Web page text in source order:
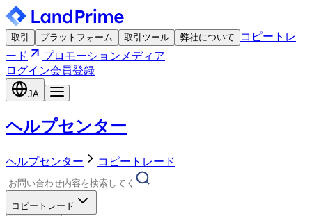
取引 プラットフォーム 取引ツール 弊社について
コピートレ
ード
プロモーション メディア
ログイン会員登録
JA
ヘルプセンター
ヘルプセンター コピートレード
コピートレード